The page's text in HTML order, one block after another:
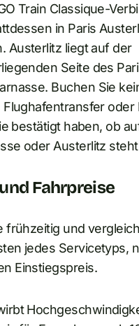
Train Classique-
in Paris
Austerlitz liegt auf der
Seite des
Buchen Sie
Flughafentransfer oder
bestätigt haben, ob
oder Austerlitz
Fahrpreise
frühzeitig und
jedes Servicetyps,
Einstiegspreis.